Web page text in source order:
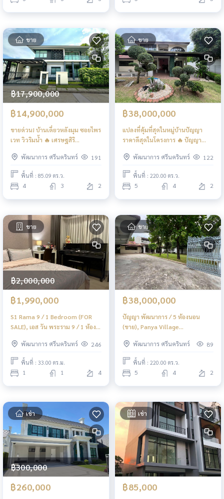
SALE) AA453
ขาย
฿17,900,000
฿14,900,000
ขายด่วน! บ้านเดี่ยวหลังมุม ซอยไพร
เวท วิวริมน้ำ 🔥 เศรษฐสิริ
Setthasiri Pattanakarn / 4
Bedrooms (FOR SALE) FON201
พัฒนาการ ศรีนครินทร์ 191
พื้นที่ : 85.09 ตร.ว.
4 3 2
ขาย
฿38,000,000
แปลงที่คุ้มที่สุดในหมู่บ้านปัญญา
ราคาดีสุดในโครงการ 🔥 ปัญญา
Panya Village Pattanakarn / 5
Bedrooms (FOR SALE) FAS016
พัฒนาการ ศรีนครินทร์ 122
พื้นที่ : 220.00 ตร.ว.
5 4 2
ขาย
฿2,000,000
฿1,990,000
S1 Rama 9 / 1 Bedroom (FOR
SALE), เอส วัน พระราม 9 / 1 ห้อง
พัฒนาการ ศรีนครินทร์
246
พื้นที่ : 33.00 ตร.ม.
1 1 4
ขาย
฿38,000,000
ปัญญา พัฒนาการ / 5 ห้องนอน
(ขาย), Panya Village
SALE) FAS016
พัฒนาการ ศรีนครินทร์ 89
พื้นที่ : 220.00 ตร.ว.
5 4 2
เช่า
฿300,000
฿260,000
เช่า
฿85,000